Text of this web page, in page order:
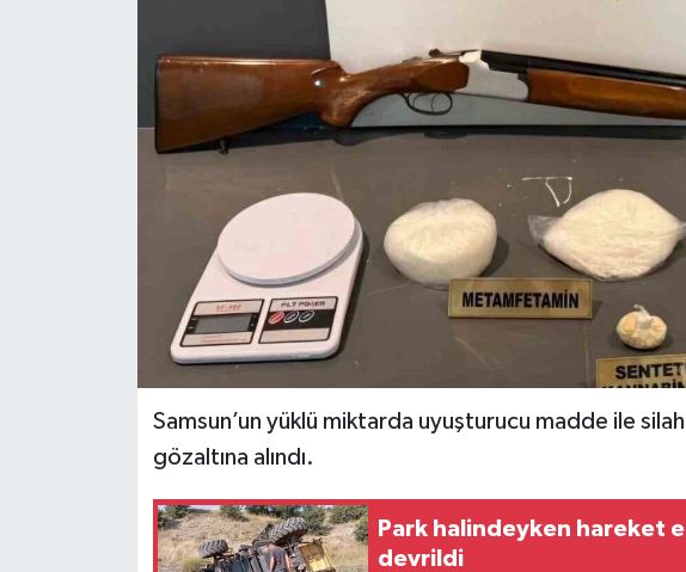
Samsun’un yüklü miktarda uyuşturucu madde ile
gözaltına alındı.
Park halindeyken hareket
devrildi
Tokat Haberleri